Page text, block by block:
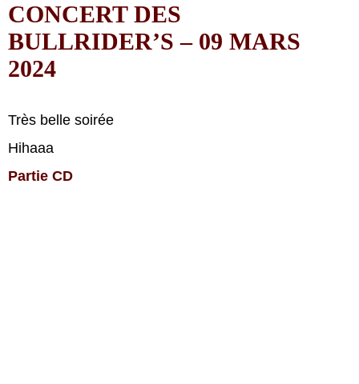
CONCERT DES
BULLRIDER’S – 09 MARS
2024
Très belle soirée
Hihaaa
Partie CD